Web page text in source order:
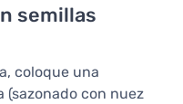
semillas
coloque una
(sazonado con nuez